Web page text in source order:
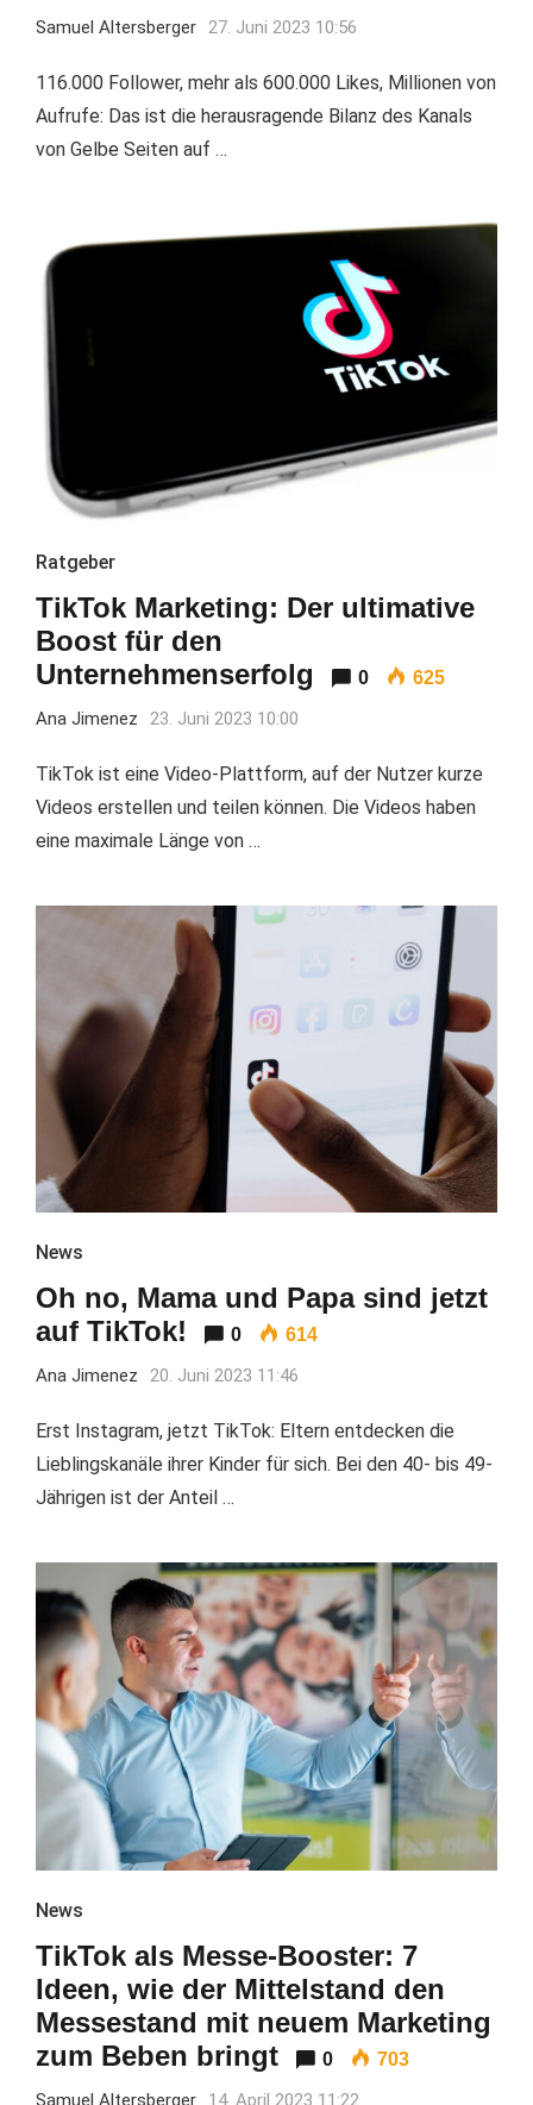
Samuel Altersberger 27. Juni 2023 10:56
116.000 Follower, mehr als 600.000 Likes, Millionen von
Aufrufe: Das ist die herausragende Bilanz des Kanals
von Gelbe Seiten auf …
Ratgeber
TikTok Marketing: Der ultimative
Boost für den
Unternehmenserfolg
0 625
Ana Jimenez 23. Juni 2023 10:00
TikTok ist eine Video-Plattform, auf der Nutzer kurze
Videos erstellen und teilen können. Die Videos haben
eine maximale Länge von …
News
Oh no, Mama und Papa sind jetzt
auf TikTok!
0 614
Ana Jimenez 20. Juni 2023 11:46
Erst Instagram, jetzt TikTok: Eltern entdecken die
Lieblingskanäle ihrer Kinder für sich. Bei den 40- bis 49-
Jährigen ist der Anteil …
News
TikTok als Messe-Booster: 7
Ideen, wie der Mittelstand den
Messestand mit neuem Marketing
zum Beben bringt
0 703
Samuel Altersberger 14. April 2023 11:22